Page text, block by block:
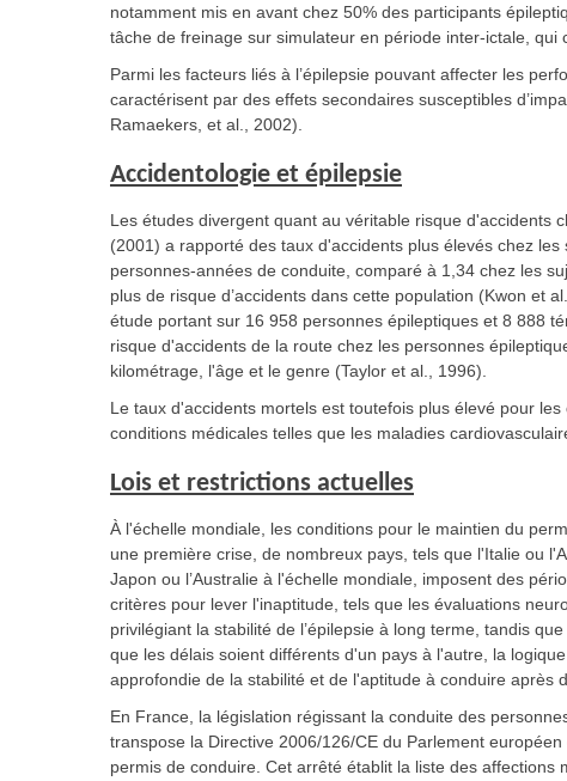
notamment mis en avant chez 50% des participants
tâche de freinage sur simulateur en période inter-ictale, qui
Parmi les facteurs liés à l’épilepsie pouvant affecter les
caractérisent par des effets secondaires susceptibles
Ramaekers, et al., 2002).
Accidentologie et épilepsie
Les études divergent quant au véritable risque d'accidents
(2001) a rapporté des taux d'accidents plus élevés chez
personnes-années de conduite, comparé à 1,34 chez les
plus de risque d’accidents dans cette population (Kwon et
étude portant sur 16 958 personnes épileptiques et 8 888
risque d'accidents de la route chez les personnes
kilométrage, l'âge et le genre (Taylor et al., 1996).
Le taux d'accidents mortels est toutefois plus élevé pour
conditions médicales telles que les maladies
Lois et restrictions actuelles
À l'échelle mondiale, les conditions pour le maintien du
une première crise, de nombreux pays, tels que l'Italie ou
Japon ou l’Australie à l'échelle mondiale, imposent des
critères pour lever l'inaptitude, tels que les évaluations
privilégiant la stabilité de l’épilepsie à long terme, tandis
que les délais soient différents d'un pays à l'autre, la
approfondie de la stabilité et de l'aptitude à conduire après
En France, la législation régissant la conduite des
transpose la Directive 2006/126/CE du Parlement
permis de conduire. Cet arrêté établit la liste des